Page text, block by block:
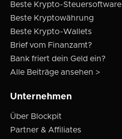
Beste Krypto-Steuersoftware
Beste Kryptowährung
Beste Krypto-Wallets
Brief vom Finanzamt?
Bank friert dein Geld ein?
Alle Beiträge ansehen >
Unternehmen
Über Blockpit
Partner & Affiliates